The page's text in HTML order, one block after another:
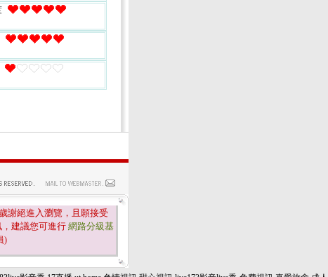
歲謝絕進入瀏覽，且願接受
建議您可進行網路分級基
)